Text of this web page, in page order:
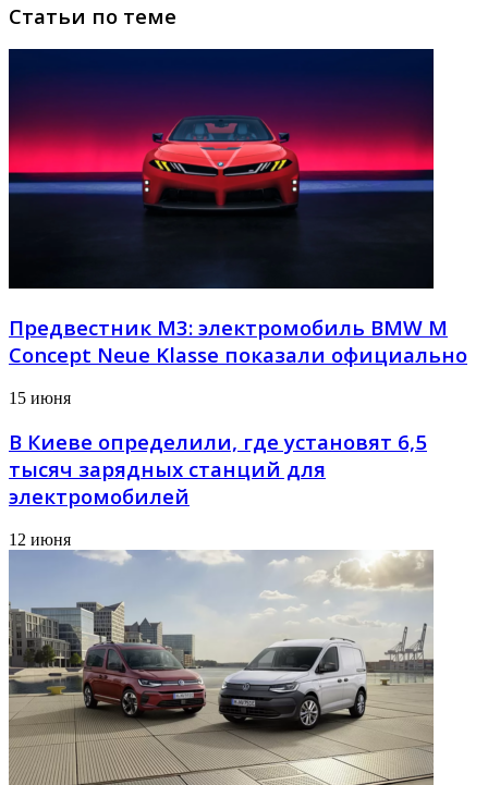
Статьи по теме
Предвестник М3: электромобиль BMW M
Concept Neue Klasse показали официально
15 июня
В Киеве определили, где установят 6,5
тысяч зарядных станций для
электромобилей
12 июня